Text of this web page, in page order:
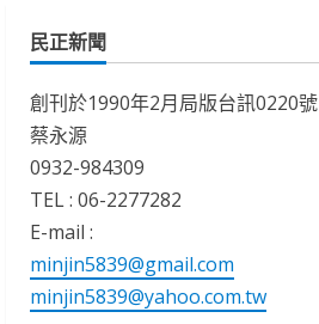
民正新聞
創刊於1990年2月局版台訊0220號
蔡永源
0932-984309
TEL : 06-2277282
E-mail :
minjin5839@gmail.com
minjin5839@yahoo.com.tw